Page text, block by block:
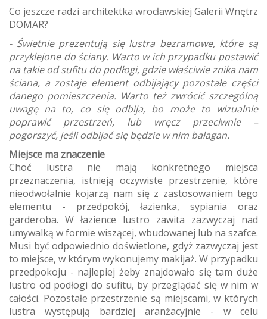
Co jeszcze radzi architektka wrocławskiej Galerii Wnętrz
DOMAR?
- Świetnie prezentują się lustra bezramowe, które są
przyklejone do ściany. Warto w ich przypadku postawić
na takie od sufitu do podłogi, gdzie właściwie znika nam
ściana, a zostaje element odbijający pozostałe części
danego pomieszczenia. Warto też zwrócić szczególną
uwagę na to, co się odbija, bo może to wizualnie
poprawić przestrzeń, lub wręcz przeciwnie –
pogorszyć, jeśli odbijać się będzie w nim bałagan.
Miejsce ma znaczenie
Choć lustra nie mają konkretnego miejsca
przeznaczenia, istnieją oczywiste przestrzenie, które
nieodwołalnie kojarzą nam się z zastosowaniem tego
elementu - przedpokój, łazienka, sypiania oraz
garderoba. W łazience lustro zawita zazwyczaj nad
umywalką w formie wiszącej, wbudowanej lub na szafce.
Musi być odpowiednio doświetlone, gdyż zazwyczaj jest
to miejsce, w którym wykonujemy makijaż. W przypadku
przedpokoju - najlepiej żeby znajdowało się tam duże
lustro od podłogi do sufitu, by przeglądać się w nim w
całości. Pozostałe przestrzenie są miejscami, w których
lustra występują bardziej aranżacyjnie - w celu